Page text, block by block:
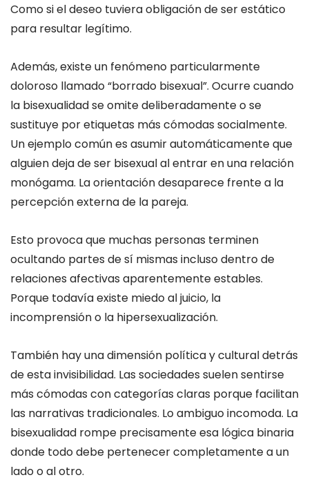
Como si el deseo tuviera obligación de ser estático
para resultar legítimo.
Además, existe un fenómeno particularmente
doloroso llamado “borrado bisexual”. Ocurre cuando
la bisexualidad se omite deliberadamente o se
sustituye por etiquetas más cómodas socialmente.
Un ejemplo común es asumir automáticamente que
alguien deja de ser bisexual al entrar en una relación
monógama. La orientación desaparece frente a la
percepción externa de la pareja.
Esto provoca que muchas personas terminen
ocultando partes de sí mismas incluso dentro de
relaciones afectivas aparentemente estables.
Porque todavía existe miedo al juicio, la
incomprensión o la hipersexualización.
También hay una dimensión política y cultural detrás
de esta invisibilidad. Las sociedades suelen sentirse
más cómodas con categorías claras porque facilitan
las narrativas tradicionales. Lo ambiguo incomoda. La
bisexualidad rompe precisamente esa lógica binaria
donde todo debe pertenecer completamente a un
lado o al otro.